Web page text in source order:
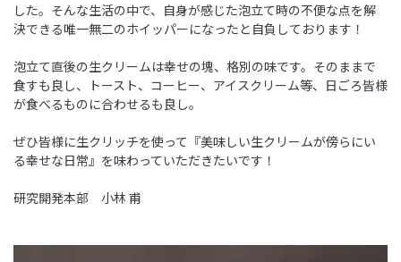
した。そんな生活の中で、自身が感じた泡立て時の不便な点を解
決できる唯一無二のホイッパーになったと自負しております！
泡立て直後の生クリームは幸せの塊、格別の味です。そのままで
食すも良し、トースト、コーヒー、アイスクリーム等、日ごろ皆様
が食べるものに合わせるも良し。
ぜひ皆様に生クリッチを使って『美味しい生クリームが傍らにい
る幸せな日常』を味わっていただきたいです！
研究開発本部 小林 甫